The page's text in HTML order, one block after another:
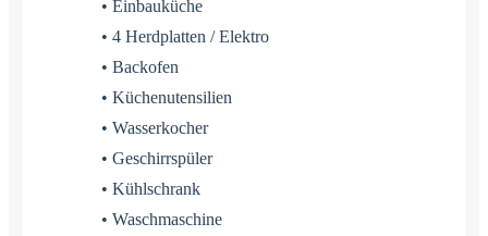
• Einbauküche
• 4 Herdplatten / Elektro
• Backofen
• Küchenutensilien
• Wasserkocher
• Geschirrspüler
• Kühlschrank
• Waschmaschine